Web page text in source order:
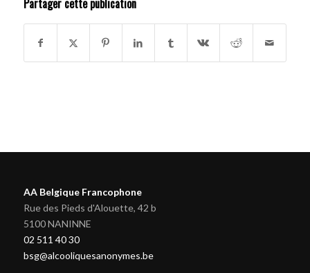
Partager cette publication
AA Belgique Francophone
Rue des Pieds d'Alouette, 42 b
5100 NANINNE
02 511 40 30
bsg@alcooliquesanonymes.be